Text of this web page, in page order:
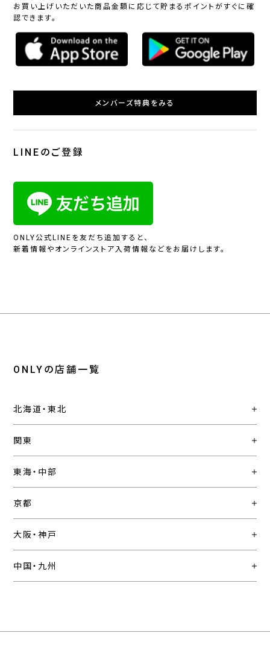
お買い上げいただいた商品金額に応じて貯まるポイントがすぐに確
認できます。
メンバーズ特典をみる
LINEのご登録
ONLY公式LINEを友だち追加すると、
新着情報やオンラインストア入荷情報などをお届けします。
ONLYの店舗一覧
北海道・東北
関東
東海・中部
京都
大阪・神戸
中国・九州